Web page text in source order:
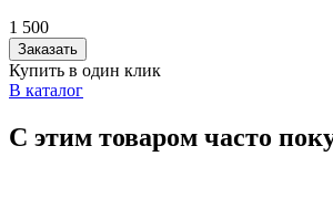
1 500
Заказать
Купить в один клик
В каталог
С этим товаром часто